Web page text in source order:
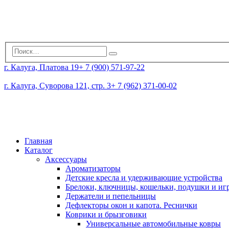
г. Калуга, Платова 19+ 7 (900) 571-97-22
г. Калуга, Суворова 121, стр. 3+ 7 (962) 371-00-02
Главная
Каталог
Аксессуары
Ароматизаторы
Детские кресла и удерживающие устройства
Брелоки, ключницы, кошельки, подушки и
Держатели и пепельницы
Дефлекторы окон и капота. Реснички
Коврики и брызговики
Универсальные автомобильные ковры